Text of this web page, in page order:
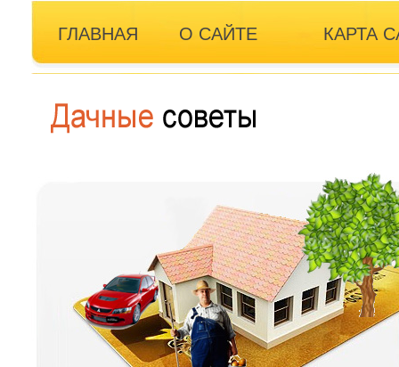
ГЛАВНАЯ О САЙТЕ КАРТА